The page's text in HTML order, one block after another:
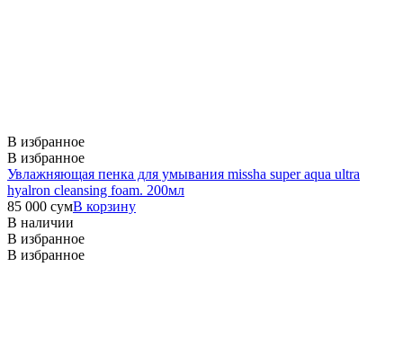
В избранное
В избранное
Увлажняющая пенка для умывания missha super aqua ultra
hyalron cleansing foam. 200мл
85 000 сумВ корзину
В наличии
В избранное
В избранное